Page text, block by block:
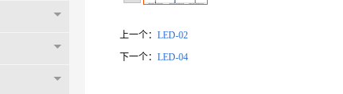
上一个： LED-02
下一个： LED-04